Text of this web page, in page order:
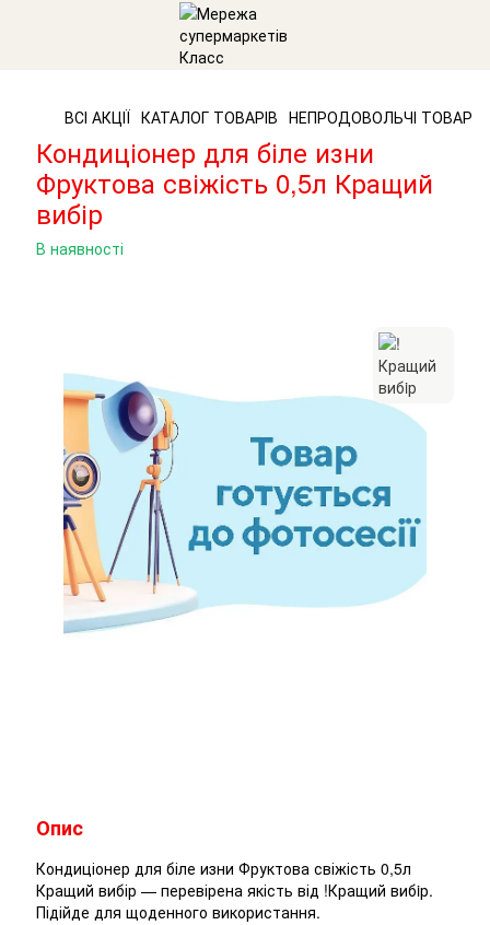
ВСІ АКЦІЇ КАТАЛОГ ТОВАРІВ НЕПРОДОВОЛЬЧІ ТОВАРИ
Кондиціонер для біле изни
Фруктова свіжість 0,5л Кращий
вибір
В наявності
Опис
Кондиціонер для біле изни Фруктова свіжість 0,5л
Кращий вибір — перевірена якість від !Кращий вибiр.
Підійде для щоденного використання.